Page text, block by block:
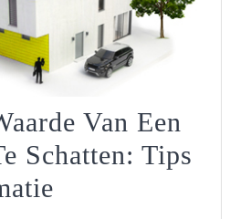
Van Een
Schatten: Tips